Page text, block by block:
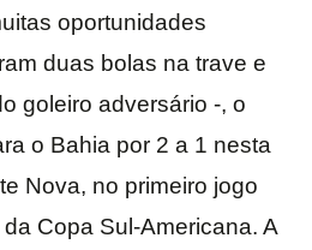
oportunidades
duas bolas na trave e
goleiro adversário -, o
o Bahia por 2 a 1 nesta
Nova, no primeiro jogo
Copa Sul-Americana. A